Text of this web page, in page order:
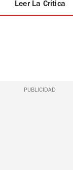
Leer La Crítica
PUBLICIDAD